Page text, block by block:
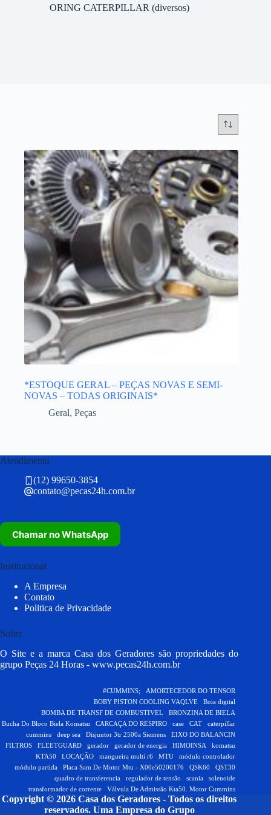
ORING CATERPILLAR (diversos)
*ESTOQUE GERAL – PEÇAS NOVAS E SEMI-
NOVAS – TODAS ORIGINAIS*
Geral, Peças
Atendimento
(12) 99650-3854
contato@pecas24h.com.br
Chamar no WhatsApp
Institucional
A Empresa
Contato
Politica de Privacidade
Sobre
O Site e a marca Casa dos Geradores são propriedades do
grupo Peças 24 Horas - www.pecas24h.com.br
#CUMMINS;
AMORTECEDOR DO TENSOR
BOBY PISTON COOLING VAQLVE
Boia digital
BOMBA DE TRANSF DE COMBUSTIVEL
BRONZINA DE BIELA
Bucha Do Bloco Biela Komatsu
CARCAÇA DO RESPIRO case CAT
caterpillar
cummins
deep sea Disjuntor 3tr 2500a Siemens
EIXO DO BALANCIN
FILTROS
FLEETGUARD gerador gerador de energia HIMOINSA
komatsu
KTA50
LOCAÇÃO mangueira multi r6 MTU
módulo controlador
módulo partida
Placa Sam De Motor Mtu - X00e50200176 QSK60
QST30
quadro de transferencia
regulador de tensão scania
solenoide
transformador de corrente
Válvula De Admissão Kta50. Motor Cummins
Copyright © 2026 Casa dos Geradores - Todos os direitos
reservados. Uma Empresa do Grupo